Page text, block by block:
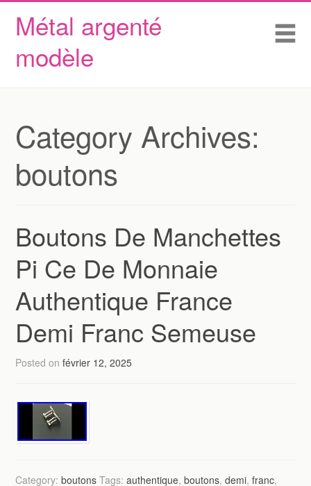
Métal argenté
modèle
Skip to content
Accueil
Conditions d’utilisation
Category Archives:
boutons
Boutons De Manchettes
Pi Ce De Monnaie
Authentique France
Demi Franc Semeuse
Posted onfévrier 12, 2025
Category:boutons Tags:authentique,boutons,demi,franc,